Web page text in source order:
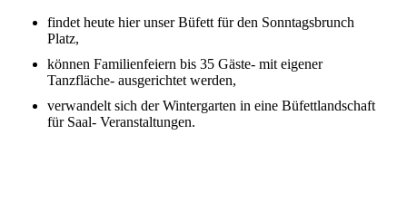
findet heute hier unser Büfett für den Sonntagsbrunch
Platz,
können Familienfeiern bis 35 Gäste- mit eigener
Tanzfläche- ausgerichtet werden,
verwandelt sich der Wintergarten in eine Büfettlandschaft
für Saal- Veranstaltungen.